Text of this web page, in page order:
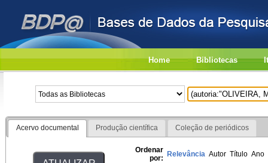
Home Bibliotecas
Acervo documental Produção científica Coleção de periódicos
Ordenar
por: Relevância Autor Título Ano